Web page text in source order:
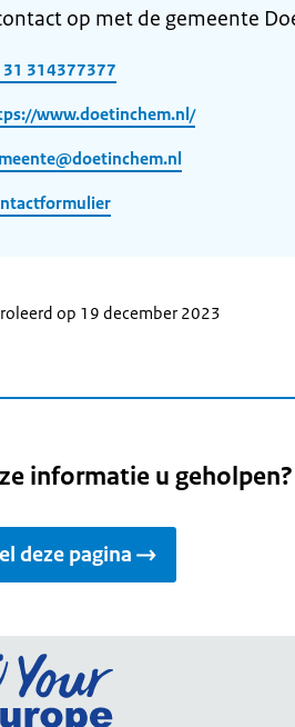
op met de gemeente
31 314377377
www.doetinchem.nl/
op 19 december 2023
informatie u geholpen?
deze pagina
Ga